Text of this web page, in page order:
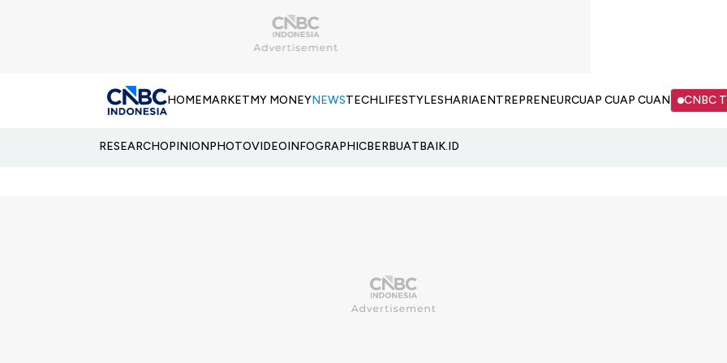
HOMEMARKETMY MONEYNEWSTECHLIFESTYLESHARIAENTREPRENEURCUAP CUAP CUAN CNBC
RESEARCHOPINIONPHOTOVIDEOINFOGRAPHICBERBUATBAIK.ID